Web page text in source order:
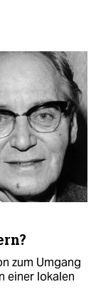
zum Umgang
einer lokalen